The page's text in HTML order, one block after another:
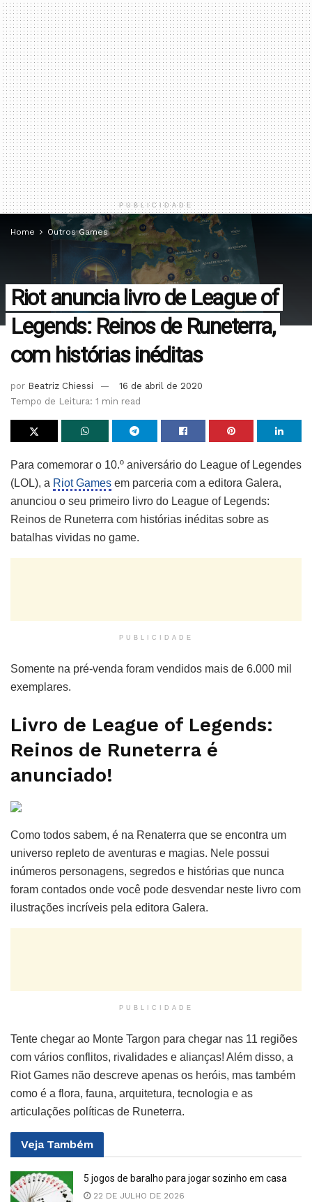
PUBLICIDADE
Home Outros Games
Riot anuncia livro de League of
Legends: Reinos de Runeterra,
com histórias inéditas
por Beatriz Chiessi
16 de abril de 2020
Tempo de Leitura: 1 min read
Para comemorar o 10.º aniversário do League of Legendes
(LOL), a Riot Games em parceria com a editora Galera,
anunciou o seu primeiro livro do League of Legends:
Reinos de Runeterra com histórias inéditas sobre as
batalhas vividas no game.
PUBLICIDADE
Somente na pré-venda foram vendidos mais de 6.000 mil
exemplares.
Livro de League of Legends:
Reinos de Runeterra é
anunciado!
Como todos sabem, é na Renaterra que se encontra um
universo repleto de aventuras e magias. Nele possui
inúmeros personagens, segredos e histórias que nunca
foram contados onde você pode desvendar neste livro com
ilustrações incríveis pela editora Galera.
PUBLICIDADE
Tente chegar ao Monte Targon para chegar nas 11 regiões
com vários conflitos, rivalidades e alianças! Além disso, a
Riot Games não descreve apenas os heróis, mas também
como é a flora, fauna, arquitetura, tecnologia e as
articulações políticas de Runeterra.
Veja Também
5 jogos de baralho para jogar sozinho em casa
22 DE JULHO DE 2026